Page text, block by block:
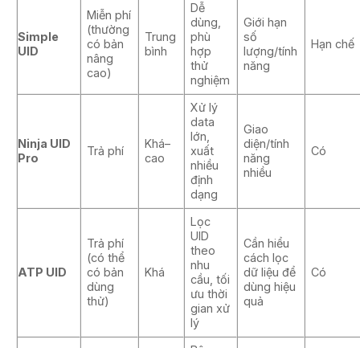
Simple
UID
Miễn phí
(thường
có bản
nâng
cao)
Trung
bình
Dễ
dùng,
phù
hợp
thử
nghiệm
Giới hạn
số
lượng/tính
năng
Hạn chế
Ninja UID
Pro
Trả phí
Khá–
cao
Xử lý
data
lớn,
xuất
nhiều
định
dạng
Giao
diện/tính
năng
nhiều
Có
ATP UID
Trả phí
(có thể
có bản
dùng
thử)
Khá
Lọc
UID
theo
nhu
cầu, tối
ưu thời
gian xử
lý
Cần hiểu
cách lọc
dữ liệu để
dùng hiệu
quả
Có